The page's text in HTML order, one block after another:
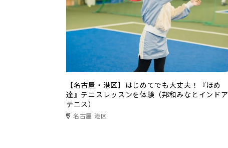
【名古屋・港区】はじめてでも大丈夫！『ほめ
達』テニスレッスンを体験（邦和みなとインドア
テニス）
名古屋 港区